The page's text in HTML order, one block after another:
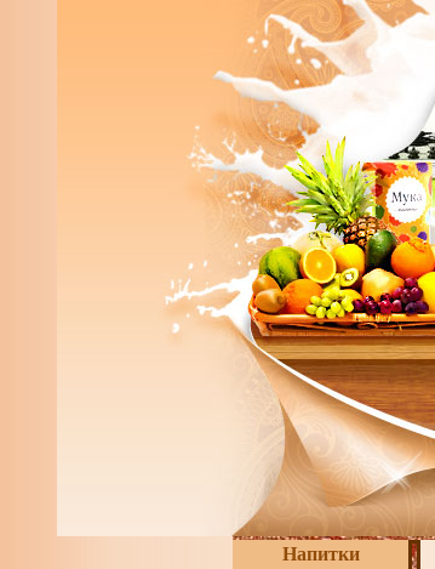
Напитки